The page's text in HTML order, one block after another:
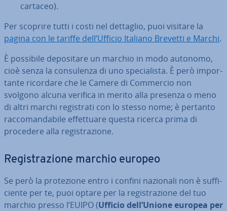
cartaceo).
Per scoprire tutti i costi nel dettaglio, puoi visitare la
pagina con le tariffe dell’Ufficio Italiano Brevetti e Marchi.
È possibile de­po­si­ta­re un marchio in modo autonomo,
cioè senza la con­su­len­za di uno spe­cia­li­sta. È però im­por­
tan­te ricordare che le Camere di Commercio non
svolgono alcuna verifica in merito alla presenza o meno
di altri marchi re­gi­stra­ti con lo stesso nome; è pertanto
rac­co­man­da­bi­le ef­fet­tua­re questa ricerca prima di
procedere alla re­gi­stra­zio­ne.
Re­gi­stra­zio­ne marchio europeo
Se però la pro­te­zio­ne entro i confini nazionali non è suf­fi­
cien­te per te, puoi optare per la re­gi­stra­zio­ne del tuo
marchio presso l’EUIPO (Ufficio dell’Unione europea per